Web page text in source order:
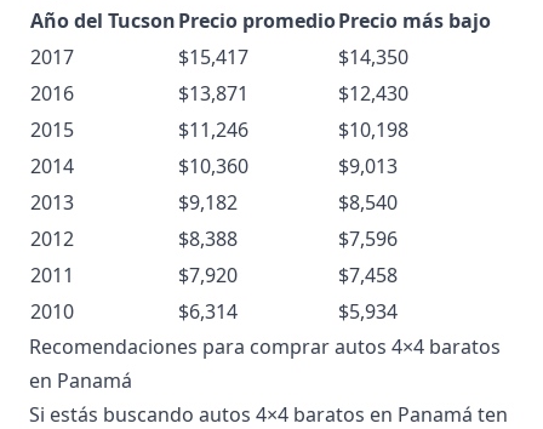
Año del TucsonPrecio promedioPrecio más bajo
2017
$15,417
$14,350
2016
$13,871
$12,430
2015
$11,246
$10,198
2014
$10,360
$9,013
2013
$9,182
$8,540
2012
$8,388
$7,596
2011
$7,920
$7,458
2010
$6,314
$5,934
Recomendaciones para comprar autos 4×4 baratos
en Panamá
Si estás buscando autos 4×4 baratos en Panamá ten